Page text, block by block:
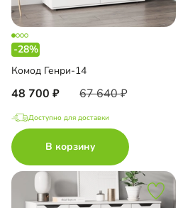
-28%
Комод Генри-14
48 700 67 640
Доступно для доставки
В корзину